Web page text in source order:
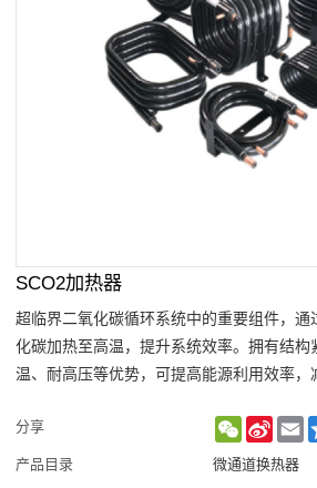
SCO2加热器
超临界二氧化碳循环系统中的重要组件，通
化碳加热至高温，提升系统效率。拥有结构
温、耐高压等优势，可提高能源利用效率，
分享 WeChat
Sina
Weibo
产品目录
微通道换热器